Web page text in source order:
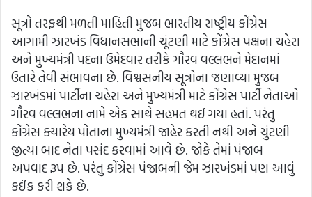
સૂત્રો તરફથી મળતી માહિતી મુજબ ભારતીય રાષ્ટ્રીય કોંગ્રેસ
આગામી ઝારખંડ વિધાનસભાની ચૂંટણી માટે કોંગ્રેસ પક્ષના ચહેરા
અને મુખ્યમંત્રી પદના ઉમેદવાર તરીકે ગૌરવ વલ્લભને મેદાનમાં
ઉતારે તેવી સંભાવના છે. વિશ્વસનીય સૂત્રોના જણાવ્યા મુજબ
ઝારખંડમાં પાર્ટીના ચહેરા અને મુખ્યમંત્રી માટે કોંગ્રેસ પાર્ટી નેતાઓ
ગૌરવ વલ્લભના નામે એક સાથે સહમત થઈ ગયા હતાં. પરંતુ
કોંગ્રેસ ક્યારેય પોતાના મુખ્યમંત્રી જાહેર કરતી નથી અને ચુંટણી
જીત્યા બાદ નેતા પસંદ કરવામાં આવે છે. જોકે તેમાં પંજાબ
અપવાદ રૂપ છે. પરંતુ કોંગ્રેસ પંજાબની જેમ ઝારખંડમાં પણ આવું
કઈંક કરી શકે છે.